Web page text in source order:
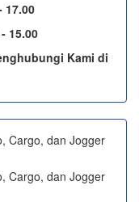
17.00
15.00
Kami di